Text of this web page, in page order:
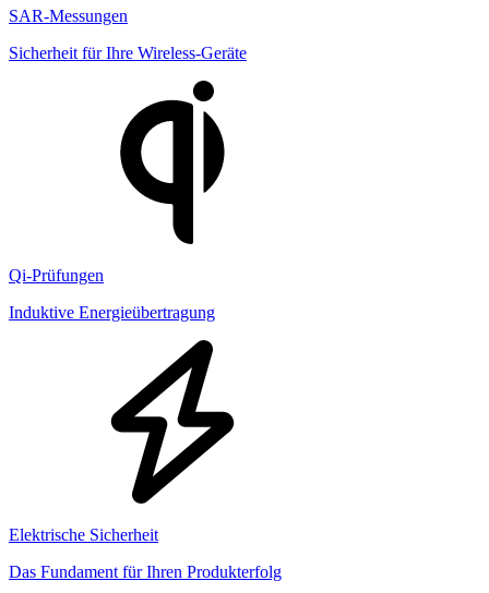
SAR-Messungen
Sicherheit für Ihre Wireless-Geräte
Qi-Prüfungen
Induktive Energieübertragung
Elektrische Sicherheit
Das Fundament für Ihren Produkterfolg